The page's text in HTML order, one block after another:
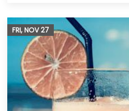
FRI, NOV27